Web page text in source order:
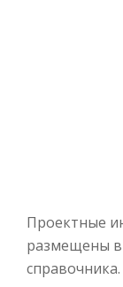
Проектные
размещены в